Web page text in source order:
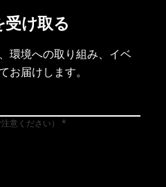
け取る
環境への取り組み、イベ
お届けします。
意ください）